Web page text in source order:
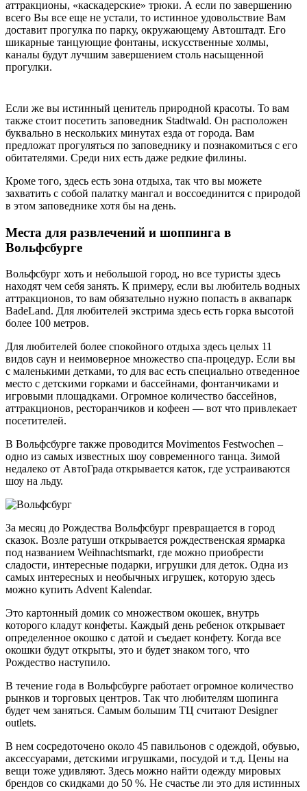
аттракционы, «каскадерские» трюки. А если по завершению
всего Вы все еще не устали, то истинное удовольствие Вам
доставит прогулка по парку, окружающему Автоштадт. Его
шикарные танцующие фонтаны, искусственные холмы,
каналы будут лучшим завершением столь насыщенной
прогулки.
Если же вы истинный ценитель природной красоты. То вам
также стоит посетить заповедник Stadtwald. Он расположен
буквально в нескольких минутах езда от города. Вам
предложат прогуляться по заповеднику и познакомиться с его
обитателями. Среди них есть даже редкие филины.
Кроме того, здесь есть зона отдыха, так что вы можете
захватить с собой палатку мангал и воссоединится с природой
в этом заповеднике хотя бы на день.
Места для развлечений и шоппинга в
Вольфсбурге
Вольфсбург хоть и небольшой город, но все туристы здесь
находят чем себя занять. К примеру, если вы любитель водных
аттракционов, то вам обязательно нужно попасть в аквапарк
BadeLand. Для любителей экстрима здесь есть горка высотой
более 100 метров.
Для любителей более спокойного отдыха здесь целых 11
видов саун и неимоверное множество спа-процедур. Если вы
с маленькими детками, то для вас есть специально отведенное
место с детскими горками и бассейнами, фонтанчиками и
игровыми площадками. Огромное количество бассейнов,
аттракционов, ресторанчиков и кофеен — вот что привлекает
посетителей.
В Вольфсбурге также проводится Movimentos Festwochen –
одно из самых известных шоу современного танца. Зимой
недалеко от АвтоГрада открывается каток, где устраиваются
шоу на льду.
За месяц до Рождества Вольфсбург превращается в город
сказок. Возле ратуши открывается рождественская ярмарка
под названием Weihnachtsmarkt, где можно приобрести
сладости, интересные подарки, игрушки для деток. Одна из
самых интересных и необычных игрушек, которую здесь
можно купить Advent Kalendar.
Это картонный домик со множеством окошек, внутрь
которого кладут конфеты. Каждый день ребенок открывает
определенное окошко с датой и съедает конфету. Когда все
окошки будут открыты, это и будет знаком того, что
Рождество наступило.
В течение года в Вольфсбурге работает огромное количество
рынков и торговых центров. Так что любителям шопинга
будет чем заняться. Самым большим ТЦ считают Designer
outlets.
В нем сосредоточено около 45 павильонов с одеждой, обувью,
аксессуарами, детскими игрушками, посудой и т.д. Цены на
вещи тоже удивляют. Здесь можно найти одежду мировых
брендов со скидками до 50 %. Не счастье ли это для истинных